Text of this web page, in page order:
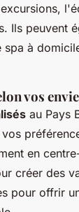
Ils peuvent
à
vos
au Pays
en
créer des
pour offrir